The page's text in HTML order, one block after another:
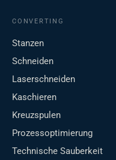
CONVERTING
Stanzen
Schneiden
Laserschneiden
Kaschieren
Kreuzspulen
Prozessoptimierung
Technische Sauberkeit